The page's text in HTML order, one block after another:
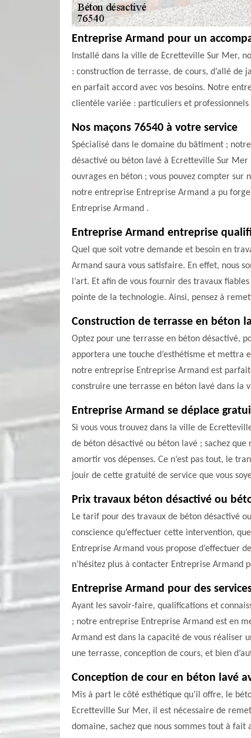
Entreprise Armand pour un
Installé dans la ville de Ecretteville Sur Mer,
: construction de terrasse, de cours, d’allé de
en parfait accord avec vos besoins. Notre
clientèle variée : particuliers et
Nos maçons 76540 à votre service
Spécialisé dans le domaine du bâtiment ;
désactivé ou béton lavé à Ecretteville Sur
ouvrages en béton ; vous pouvez compter sur
notre entreprise Entreprise Armand a pu
Entreprise Armand .
Entreprise Armand entreprise
Quel que soit votre demande et besoin en
Armand saura vous satisfaire. En effet, nous
l’art. Et afin de vous fournir des travaux
pointe de la technologie. Ainsi, pensez à
Construction de terrasse en béton
Optez pour une terrasse en béton désactivé,
apportera une touche d’esthétisme et mettra
notre entreprise Entreprise Armand est
construire une terrasse en béton lavé dans la
Entreprise Armand se déplace
Si vous vous trouvez dans la ville de
de béton désactivé ou béton lavé ; sachez
amortir vos dépenses. Ce n’est pas tout, le
jouir de cette gratuité de service que vous
Prix travaux béton désactivé ou
Le tarif pour des travaux de béton désactivé
conscience qu’effectuer cette intervention,
Entreprise Armand vous propose d’effectuer
n’hésitez plus à contacter Entreprise
Entreprise Armand pour des
Ayant les savoir-faire, qualifications et
; notre entreprise Entreprise Armand est en
Armand est dans la capacité de vous réaliser
une terrasse, conception de cours, et bien
Conception de cour en béton lavé
Mis à part le côté esthétique qu’il offre, le
Ecretteville Sur Mer, il est nécessaire de
domaine, sachez que nous sommes tout à